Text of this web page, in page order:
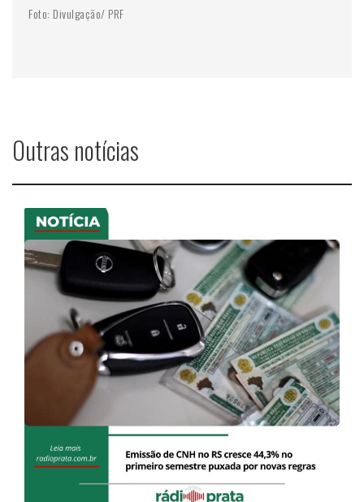
Foto: Divulgação/ PRF
Outras notícias